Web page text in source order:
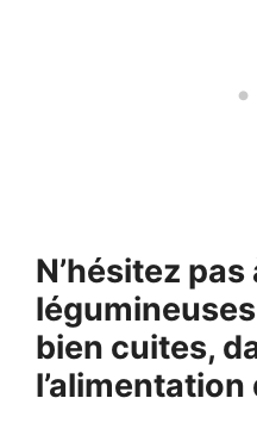
N’hésitez
bien cuites,